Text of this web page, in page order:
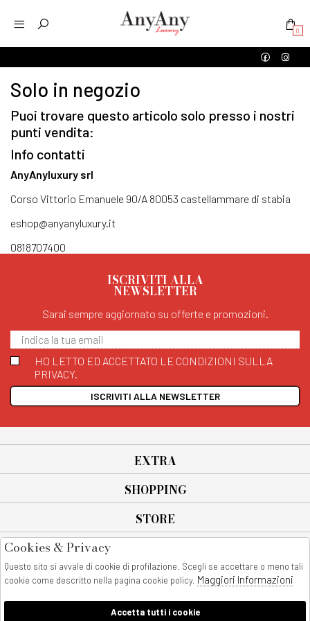
0
Solo in negozio
Puoi trovare questo articolo solo presso i nostri
punti vendita:
Info contatti
AnyAnyluxury srl
Corso Vittorio Emanuele 90/A 80053 castellammare di stabia
eshop@anyanyluxury.it
0818707400
ISCRIVITI ALLA
NEWSLETTER
Sarai sempre aggiornato su offerte e promozioni.
HO LETTO ED ACCETTATO LE CONDIZIONI SULLA
PRIVACY.
ISCRIVITI ALLA NEWSLETTER
EXTRA
SHOPPING
STORE
All rights reserved - © Copyright 2026
AnyAnyluxury srl - Sede Legale: Corso Vittorio Emanuele 90/A - 80053
castellammare di stabia - Italia
Cookies & Privacy
Questo sito si avvale di cookie di profilazione. Scegli se accettare o meno tali
cookie come descritto nella pagina cookie policy. Maggiori Informazioni
Accetta tutti i cookie